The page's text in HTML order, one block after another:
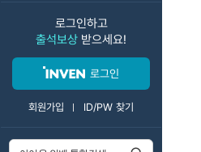
로그인하고
출석보상 받으세요!
로그인
회원가입 ID/PW 찾기